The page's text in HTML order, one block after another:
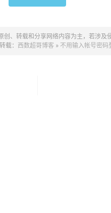
、转载和分享网络内容为主，若涉及
载： 西数超哥博客 » 不用输入帐号密